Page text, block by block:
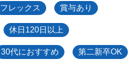
フレックス 賞与あり
休日120日以上
30代におすすめ 第二新卒OK